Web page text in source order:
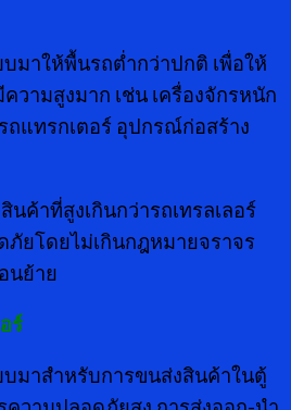
บมาให้พื้นรถต่ำกว่าปกติ เพื่อให้
วามสูงมาก เช่น เครื่องจักรหนัก
แทรกเตอร์ อุปกรณ์ก่อสร้าง
ค้าที่สูงเกินกว่ารถเทรลเลอร์
ภัยโดยไม่เกินกฎหมายจราจร
นย้าย
ร์
บมาสำหรับการขนส่งสินค้าในตู้